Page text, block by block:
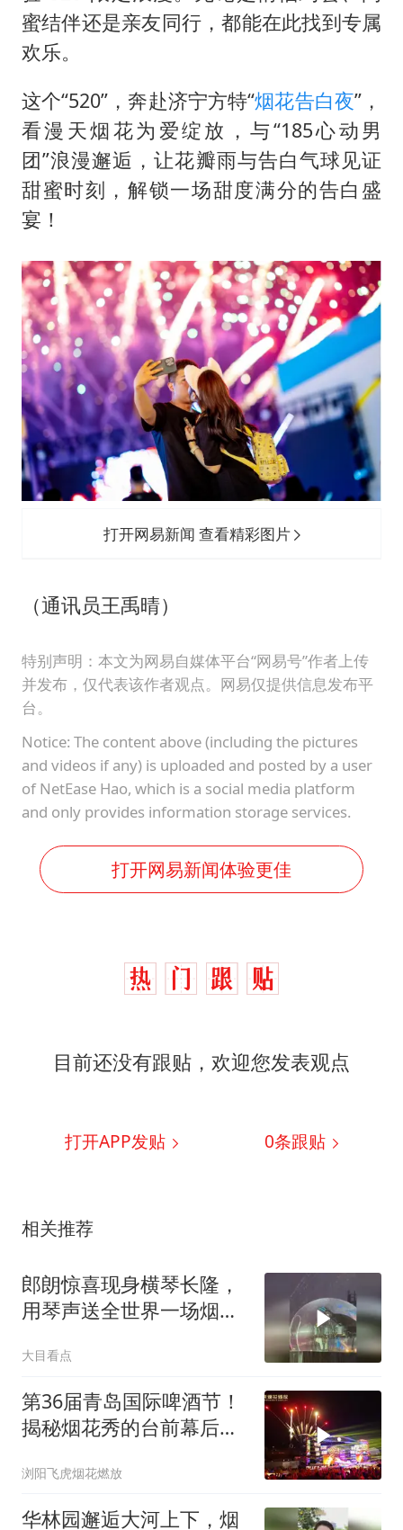
蜜结伴还是亲友同行，都能在此找到专属
欢乐。
这个“520”，奔赴济宁方特“烟花告白夜”，
看漫天烟花为爱绽放，与“185心动男
团”浪漫邂逅，让花瓣雨与告白气球见证
甜蜜时刻，解锁一场甜度满分的告白盛
宴！
打开网易新闻 查看精彩图片
（通讯员王禹晴）
特别声明：本文为网易自媒体平台“网易号”作者上传
并发布，仅代表该作者观点。网易仅提供信息发布平
台。
Notice: The content above (including the pictures
and videos if any) is uploaded and posted by a user
of NetEase Hao, which is a social media platform
and only provides information storage services.
打开网易新闻体验更佳
目前还没有跟贴，欢迎您发表观点
打开APP发贴 0条跟贴
相关推荐
郎朗惊喜现身横琴长隆，
用琴声送全世界一场烟花
大目看点
第36届青岛国际啤酒节！
揭秘烟花秀的台前幕后精
浏阳飞虎烟花燃放
华林园邂逅大河上下，烟